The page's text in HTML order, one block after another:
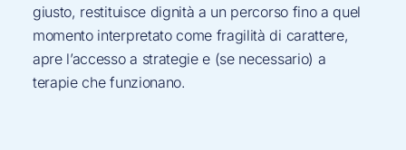
giusto, restituisce dignità a un percorso fino a quel
momento interpretato come fragilità di carattere,
apre l’accesso a strategie e (se necessario) a
terapie che funzionano.